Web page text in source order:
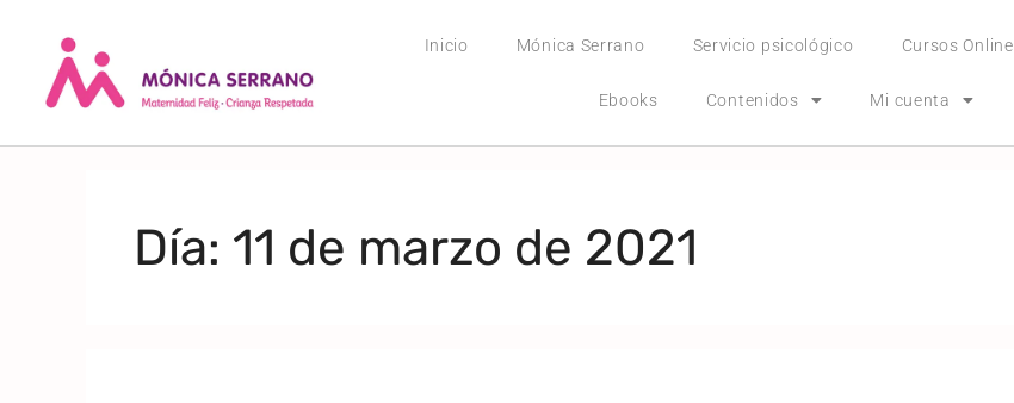
Inicio Mónica Serrano Servicio psicológico Cursos Online
Ebooks Contenidos Mi cuenta
Día: 11 de marzo de 2021